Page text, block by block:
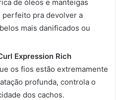
de óleos e manteigas
perfeito pra devolver a
mais danificados ou
Expression Rich
os fios estão extremamente
profunda, controla o
dos cachos.